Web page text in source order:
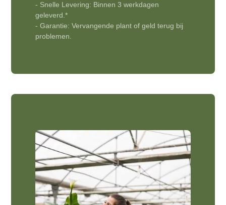
- Snelle Levering: Binnen 3 werkdagen
geleverd.*
- Garantie: Vervangende plant of geld terug bij
problemen.